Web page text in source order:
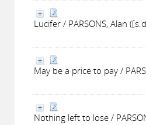
Lucifer / PARSONS, Alan
May be a price to pay /
Nothing left to lose /